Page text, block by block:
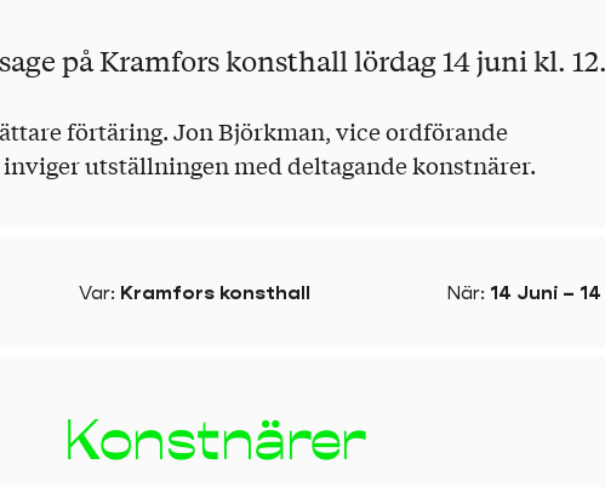
på Kramfors konsthall lördag 14 juni kl.
förtäring. Jon Björkman, vice ordförande
utställningen med deltagande konstnärer.
Var: Kramfors konsthall När: 14 Juni –
Konstnärer